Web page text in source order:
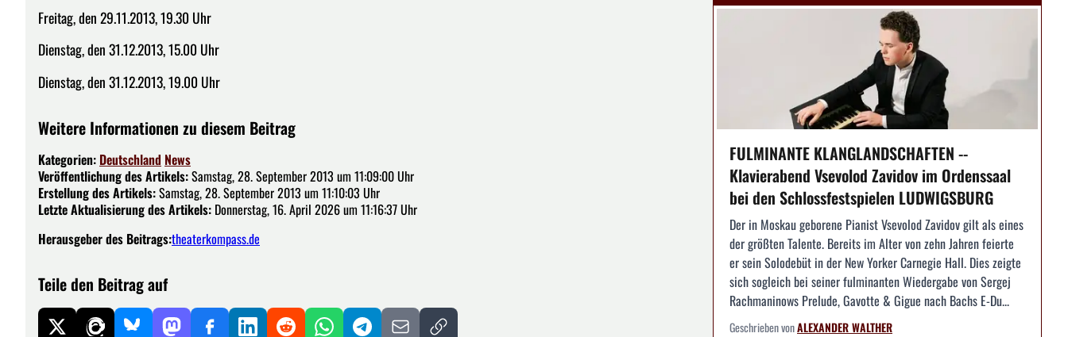
Freitag, den 29.11.2013, 19.30 Uhr
Dienstag, den 31.12.2013, 15.00 Uhr
Dienstag, den 31.12.2013, 19.00 Uhr
Weitere Informationen zu diesem Beitrag
Kategorien: Deutschland News
Veröffentlichung des Artikels:Samstag, 28. September 2013 um 11:09:00 Uhr
Erstellung des Artikels:Samstag, 28. September 2013 um 11:10:03 Uhr
Letzte Aktualisierung des Artikels: Donnerstag, 16. April 2026 um 11:16:37 Uhr
Herausgeber des Beitrags:theaterkompass.de
Teile den Beitrag auf
FULMINANTE KLANGLANDSCHAFTEN --
Klavierabend Vsevolod Zavidov im Ordenssaal
bei den Schlossfestspielen LUDWIGSBURG
Der in Moskau geborene Pianist Vsevolod Zavidov gilt als eines
der größten Talente. Bereits im Alter von zehn Jahren feierte
er sein Solodebüt in der New Yorker Carnegie Hall. Dies zeigte
sich sogleich bei seiner fulminanten Wiedergabe von Sergej
Rachmaninows Prelude, Gavotte & Gigue nach Bachs E-Du...
Geschrieben vonALEXANDER WALTHER